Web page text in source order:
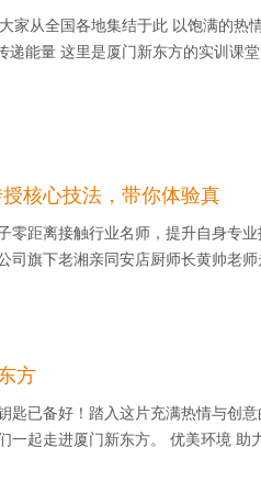
家从全国各地集结于此 以饱满的热情
递能量 这里是厦门新东方的实训课
核心技法，带你体验真
零距离接触行业名师，提升自身专业
司旗下老湘亲同安店厨师长黄帅老师
方
匙已备好！踏入这片充满热情与创意
一起走进厦门新东方。 优美环境 助